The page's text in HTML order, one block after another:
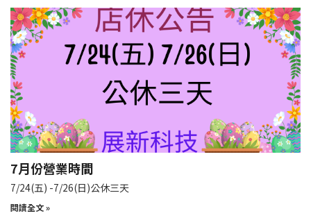
7月份營業時間
7/24(五) -7/26(日)公休三天
閱讀全文 »